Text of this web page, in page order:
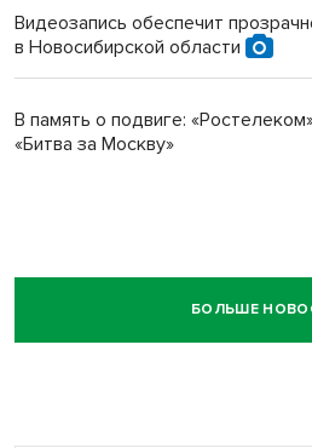
Видеозапись обеспечит
в Новосибирской области
В память о подвиге:
«Битва за Москву»
БОЛЬШЕ